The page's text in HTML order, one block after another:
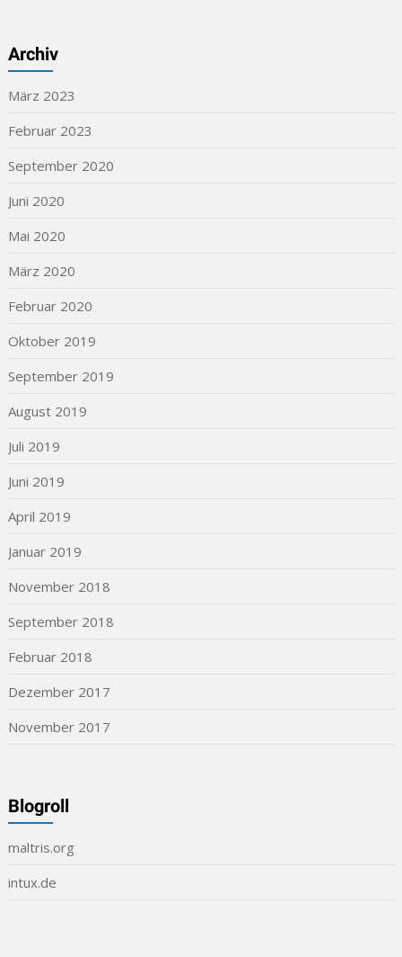
Archiv
März 2023
Februar 2023
September 2020
Juni 2020
Mai 2020
März 2020
Februar 2020
Oktober 2019
September 2019
August 2019
Juli 2019
Juni 2019
April 2019
Januar 2019
November 2018
September 2018
Februar 2018
Dezember 2017
November 2017
Blogroll
maltris.org
intux.de